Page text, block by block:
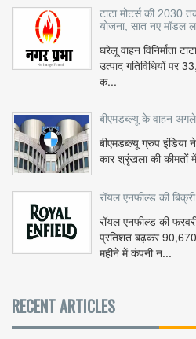
टाटा मोटर्स की
योजना, सात नए मॉडल
घरेलू वाहन विनिर्माता
उत्पाद गतिविधियों
क...
बीएमडब्ल्यू के वाहन
बीएमडब्ल्यू ग्रुप इंडिया
कार श्रृंखला की कीमतों
रॉयल एनफील्ड की
रॉयल एनफील्ड की
प्रतिशत बढ़कर
महीने में कंपनी न...
RECENT ARTICLES